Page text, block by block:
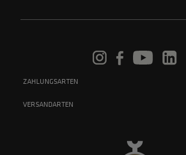
ZAHLUNGSARTEN
VERSANDARTEN